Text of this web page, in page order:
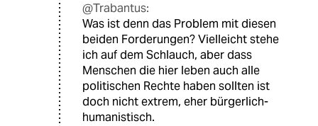
@Trabantus:
Was ist denn das Problem mit diesen
beiden Forderungen? Vielleicht stehe
ich auf dem Schlauch, aber dass
Menschen die hier leben auch alle
politischen Rechte haben sollten ist
doch nicht extrem, eher bürgerlich-
humanistisch.